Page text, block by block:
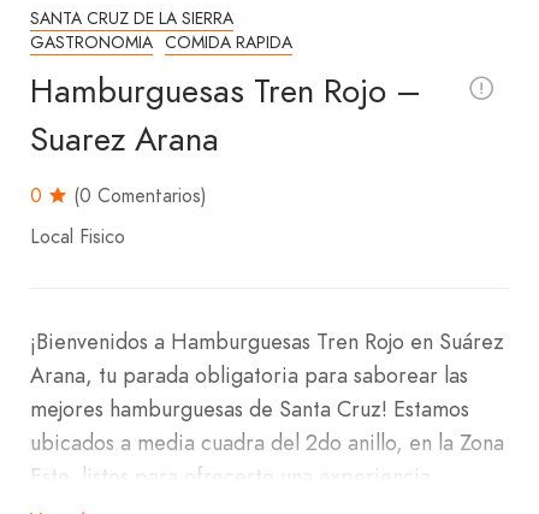
SANTA CRUZ DE LA SIERRA
GASTRONOMIA COMIDA RAPIDA
Hamburguesas Tren Rojo –
Suarez Arana
0
(0 Comentarios)
Local Fisico
¡Bienvenidos a Hamburguesas Tren Rojo en Suárez
Arana, tu parada obligatoria para saborear las
mejores hamburguesas de Santa Cruz! Estamos
ubicados a media cuadra del 2do anillo, en la Zona
Este, listos para ofrecerte una experiencia